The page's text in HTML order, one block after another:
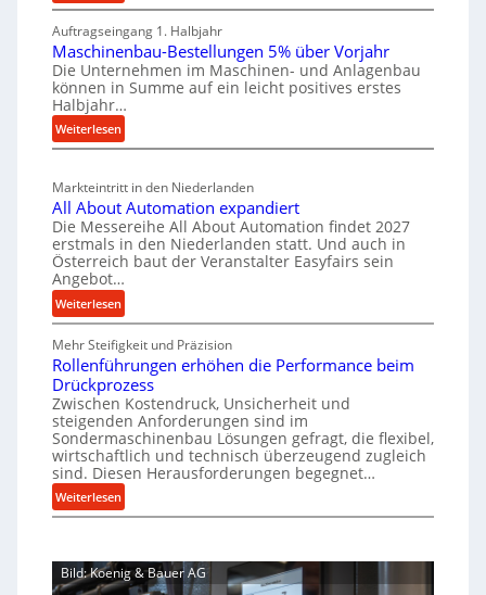
i
l
e
n
n
z
e
a
u
p
r
o
s
s
h
e
W
s
h
a
f
t
i
g
t
s
i
c
h
o
u
s
M
a
t
e
r
i
a
l
e
r
s
o
g
u
n
g
e
n
t
s
p
a
n
s
i
Auftragseingang 1. Halbjahr
Maschinenbau-Bestellungen 5% über Vorjahr
Die Unternehmen im Maschinen- und Anlagenbau
können in Summe auf ein leicht positives erstes
Halbjahr…
Weiterlesen:
M
s
c
h
i
n
e
n
a
u
-
B
e
s
t
e
l
u
n
Markteintritt in den Niederlanden
All About Automation expandiert
Die Messereihe All About Automation findet 2027
erstmals in den Niederlanden statt. Und auch in
Österreich baut der Veranstalter Easyfairs sein
Angebot…
Weiterlesen:
A
l
l
A
b
o
u
t
A
u
m
a
Mehr Steifigkeit und Präzision
Rollenführungen erhöhen die Performance beim
Drückprozess
Zwischen Kostendruck, Unsicherheit und
steigenden Anforderungen sind im
Sondermaschinenbau Lösungen gefragt, die flexibel,
wirtschaftlich und technisch überzeugend zugleich
sind. Diesen Herausforderungen begegnet…
Weiterlesen:
R
l
l
Bild: Koenig & Bauer AG